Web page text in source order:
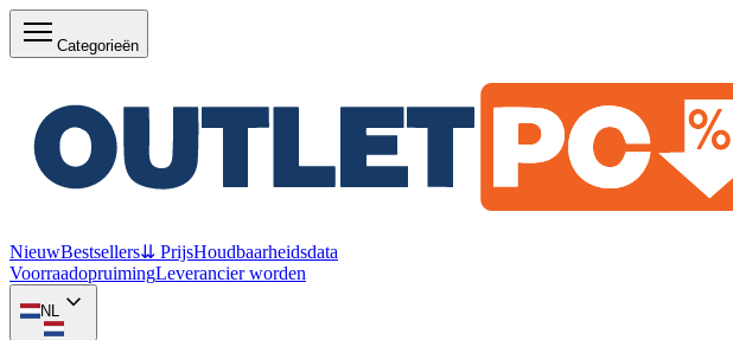
Categorieën
NieuwBestsellers⇊ PrijsHoudbaarheidsdata
VoorraadopruimingLeverancier worden
NL